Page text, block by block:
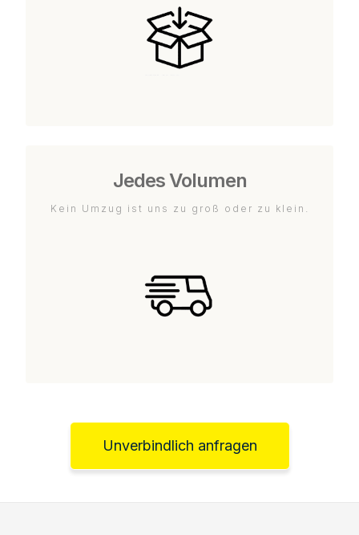
Jedes Volumen
Kein Umzug ist uns zu groß oder zu klein.
Unverbindlich anfragen